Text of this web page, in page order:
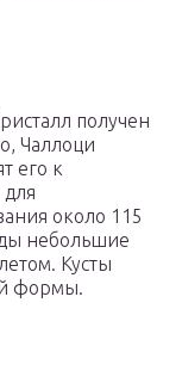
получен
Чаллоци
его к
около 115
небольшие
Кусты
формы.